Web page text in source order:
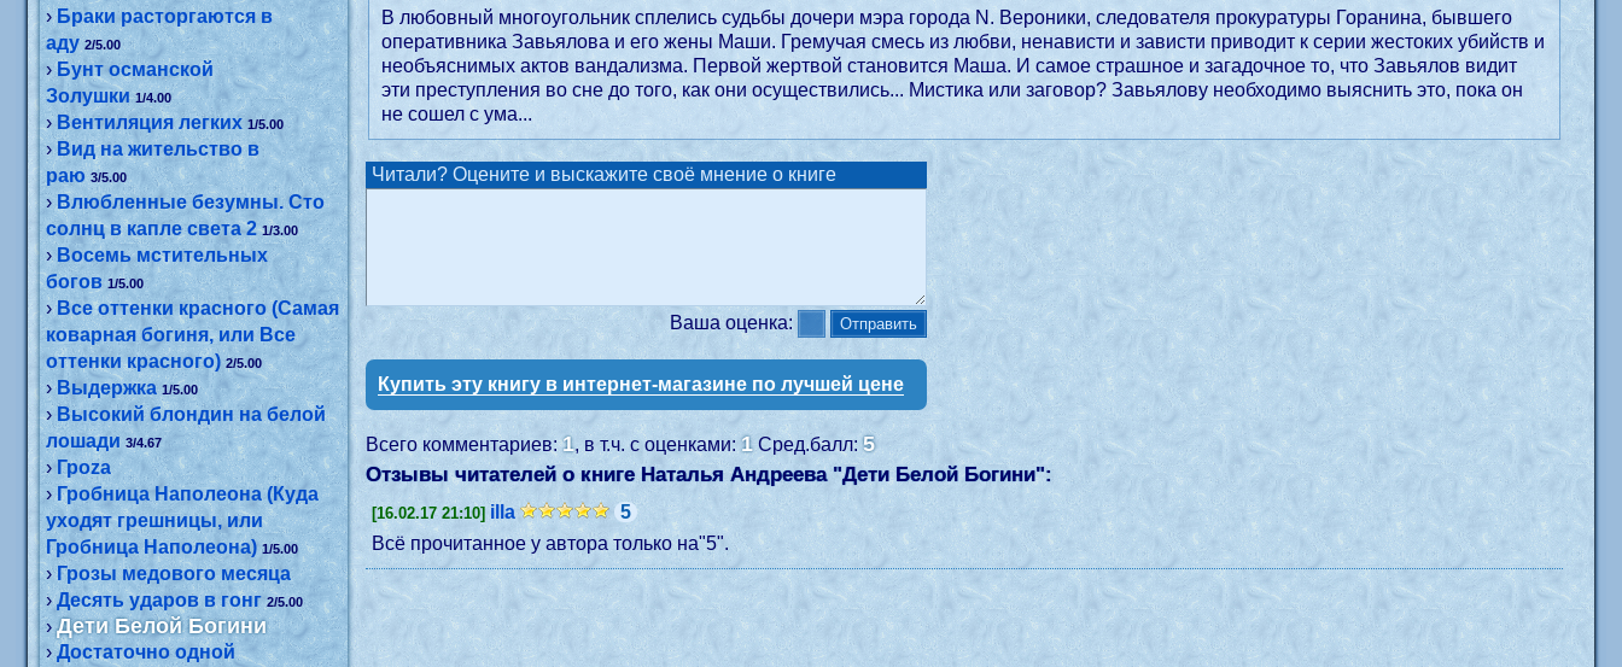
›Браки расторгаются в
аду 2/5.00
›Бунт османской
Золушки 1/4.00
›Вентиляция легких 1/5.00
›Вид на жительство в
раю 3/5.00
›Влюбленные безумны. Сто
солнц в капле света 2 1/3.00
› Восемь мстительных
богов 1/5.00
›Все оттенки красного (Самая
коварная богиня, или Все
оттенки красного) 2/5.00
›Выдержка 1/5.00
› Высокий блондин на белой
лошади 3/4.67
› Гроzа
›Гробница Наполеона (Куда
уходят грешницы, или
Гробница Наполеона) 1/5.00
›Грозы медового месяца
›Десять ударов в гонг 2/5.00
›Дети Белой Богини
›Достаточно одной
В любовный многоугольник сплелись судьбы дочери мэра города N. Вероники, следователя прокуратуры Горанина, бывшего
оперативника Завьялова и его жены Маши. Гремучая смесь из любви, ненависти и зависти приводит к серии жестоких убийств и
необъяснимых актов вандализма. Первой жертвой становится Маша. И самое страшное и загадочное то, что Завьялов видит
эти преступления во сне до того, как они осуществились... Мистика или заговор? Завьялову необходимо выяснить это, пока он
не сошел с ума...
Читали? Оцените и выскажите своё мнение о книге
Ваша оценка:
Купить эту книгу в интернет-магазине по лучшей цене
Всего комментариев:1, в т.ч. с оценками: 1 Сред.балл:5
Отзывы читателей о книге Наталья Андреева "Дети Белой Богини":
[16.02.17 21:10] illa
5
Всё прочитанное у автора только на"5".